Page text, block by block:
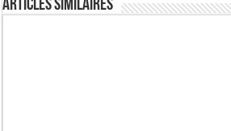
Articles similaires